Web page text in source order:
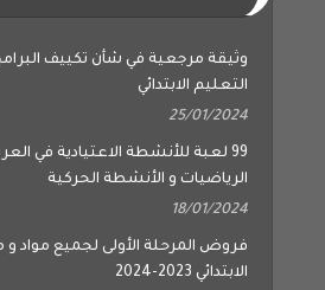
وثيقة مرجعية في شأن تكييف
التعليم الابتدائي
25/01/2024
99 لعبة للأنشطة الاعتيادية في
الرياضيات و الأنشطة الحركية
18/01/2024
فروض المرحلة الأولى لجميع مواد
الابتدائي 2023-2024